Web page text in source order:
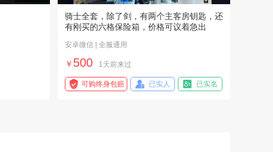
【斗罗大陆H5】用户582*****2
获赔金额：900.00 元 2026-07-15
【王者荣耀】用户764*****6
获赔金额：220.00
【第五人格】用户103*****3
骑士全套，除了剑，有两个主客房钥匙，还
有刚买的六格保险箱，价格可议着急出
安卓微信 | 全服通用
￥ 500 1天前来过
可购终身包赔 已实人 已实名